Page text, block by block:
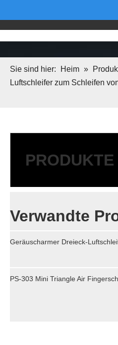
Sie sind hier: Heim »
Luftschleifer zum Schleifen
PRODUKTE
Verwandte